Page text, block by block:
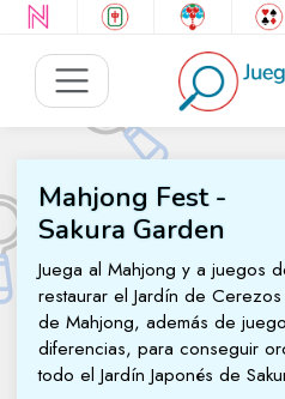
Mahjong Fest -
Sakura Garden
Juega al Mahjong y a juegos
restaurar el Jardín de
de Mahjong, además de
diferencias, para conseguir
todo el Jardín Japonés de